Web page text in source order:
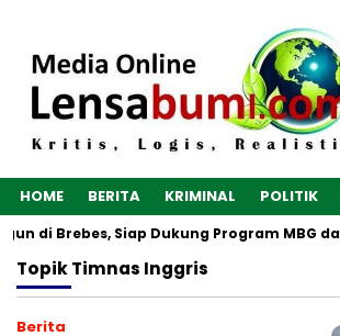
HOME BERITA KRIMINAL POLITIK
di Brebes, Siap Dukung Program MBG
TopikTimnas Inggris
Berita